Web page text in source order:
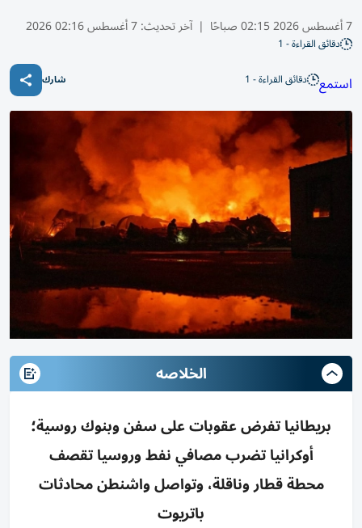
7 أغسطس 2026 02:15 صباحًا | آخر تحديث:7 أغسطس 02:16 2026
دقائق القراءة - 1
استمع دقائق القراءة - 1 شارك
الخلاصه
بريطانيا تفرض عقوبات على سفن وبنوك روسية؛
أوكرانيا تضرب مصافي نفط وروسيا تقصف
محطة قطار وناقلة، وتواصل واشنطن محادثات
باتريوت